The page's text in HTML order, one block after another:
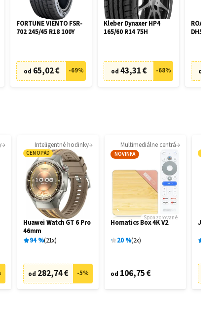
FORTUNE VIENTO FSR-
702 245/45 R18 100Y
od 65,02 € -69%
Kleber Dynaxer HP4
165/60 R14 75H
od 43,31 € -68%
ROADX
DH51
od
Inteligentné hodinky
CENOPÁD
Huawei Watch GT 6 Pro
46mm
94% 21x
od 282,74 € -5%
Multimediálne centrá
NOVINKA
Sponzorované
Homatics Box 4K V2
20 % 2x
od 106,75 €
JBL